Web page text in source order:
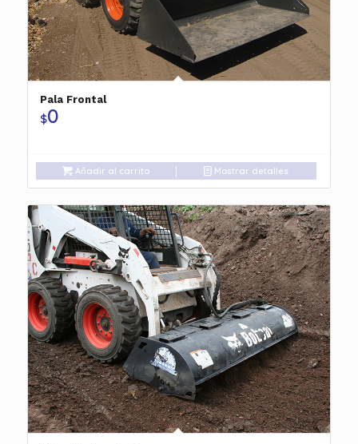
Pala Frontal
$0
Añadir al carrito Mostrar detalles